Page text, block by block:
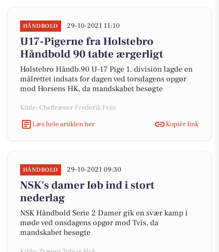
HÅNDBOLD 29-10-2021 11:10
U17-Pigerne fra Holstebro
Håndbold 90 tabte ærgerligt
Holstebro Håndb.90 U-17 Pige 1. division lagde en
målrettet indsats for dagen ved torsdagens opgør
mod Horsens HK, da mandskabet besøgte
Kilde: Cheftræner Frederik Friis
Læs hele artiklen her
Kopiér link
HÅNDBOLD 29-10-2021 09:30
NSK's damer løb ind i stort
nederlag
NSK Håndbold Serie 2 Damer gik en svær kamp i
møde ved onsdagens opgør mod Tvis, da
mandskabet besøgte